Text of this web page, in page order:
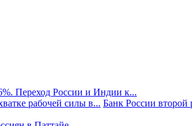
Переход России и Индии к...
рабочей силы в... Банк России второй